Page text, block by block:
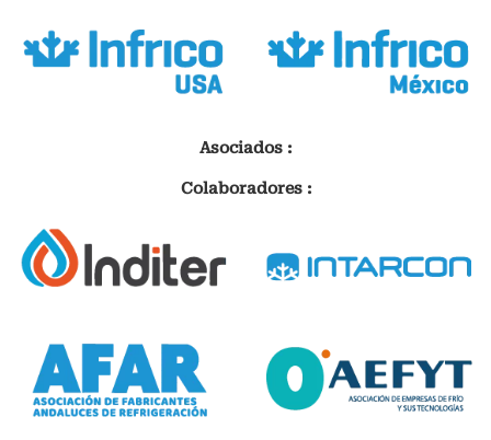
Asociados :
Colaboradores :